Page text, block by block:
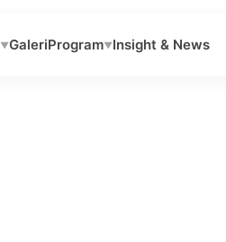
▼GaleriProgram▼Insight & News